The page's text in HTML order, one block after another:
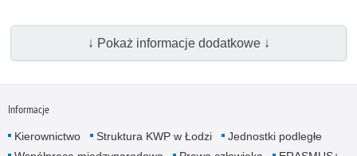
↓ Pokaż informacje dodatkowe ↓
Informacje
Kierownictwo Struktura KWP w Łodzi
Jednostki podległe